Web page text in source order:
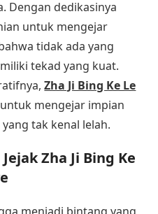
Dengan dedikasinya
untuk mengejar
tidak ada yang
tekad yang kuat.
Zha Ji Bing Ke Le
mengejar impian
tak kenal lelah.
Zha Ji Bing Ke